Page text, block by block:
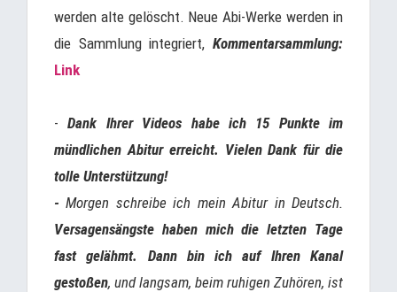
werden alte gelöscht. Neue Abi-Werke werden in
die Sammlung integriert, Kommentarsammlung:
Link
-Dank Ihrer Videos habe ich 15 Punkte im
mündlichen Abitur erreicht. Vielen Dank für die
tolle Unterstützung!
-Morgen schreibe ich mein Abitur in Deutsch.
Versagensängste haben mich die letzten Tage
fast gelähmt. Dann bin ich auf Ihren Kanal
gestoßen, und langsam, beim ruhigen Zuhören, ist